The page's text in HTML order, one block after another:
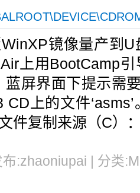
镜像量产到U
上用BootCamp
蓝屏界面下提示需
上的文件
件复制来源（C）
布:zhaoniupai | 分类